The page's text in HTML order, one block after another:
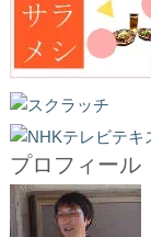
プロフィール